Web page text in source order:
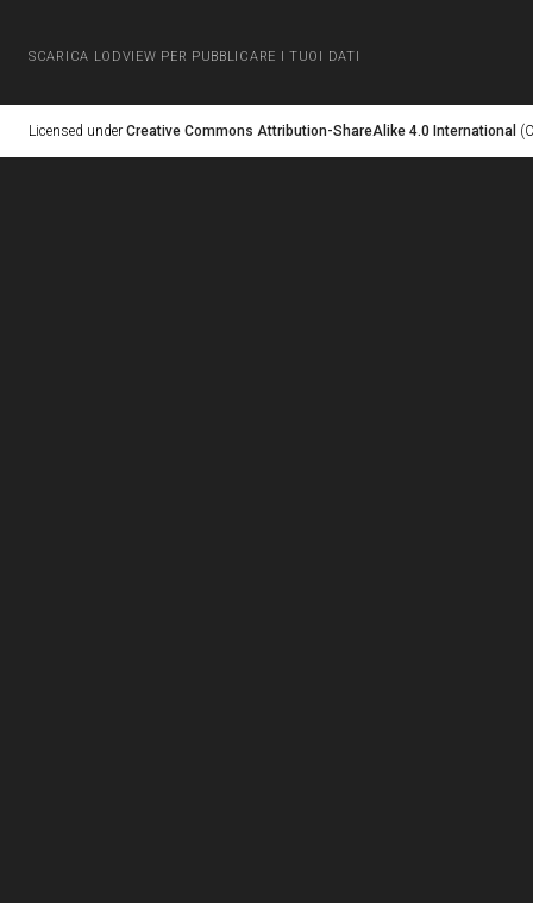
SCARICA LODVIEW PER PUBBLICARE I TUOI DATI
Licensed under Creative Commons Attribution-ShareAlike 4.0 International